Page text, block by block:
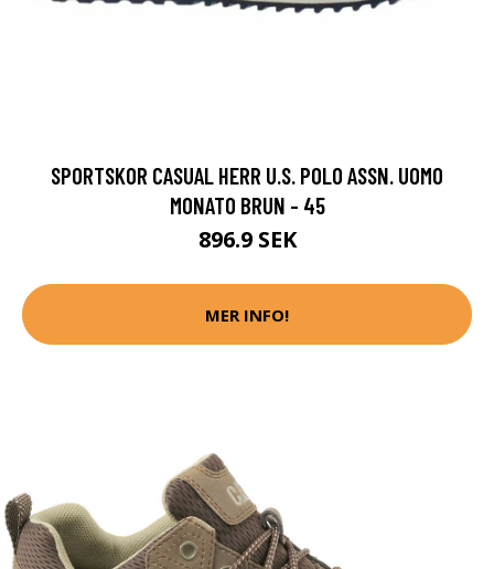
SPORTSKOR CASUAL HERR U.S. POLO ASSN. UOMO
MONATO BRUN - 45
896.9 SEK
MER INFO!